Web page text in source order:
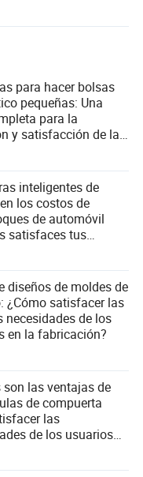
para hacer bolsas
pequeñas: Una
para la
y satisfacción de las
inteligentes de
los costos de
de automóvil
satisfaces tus
diseños de moldes de
¿Cómo satisfacer las
necesidades de los
en la fabricación?
son las ventajas de
de compuerta
las
de los usuarios